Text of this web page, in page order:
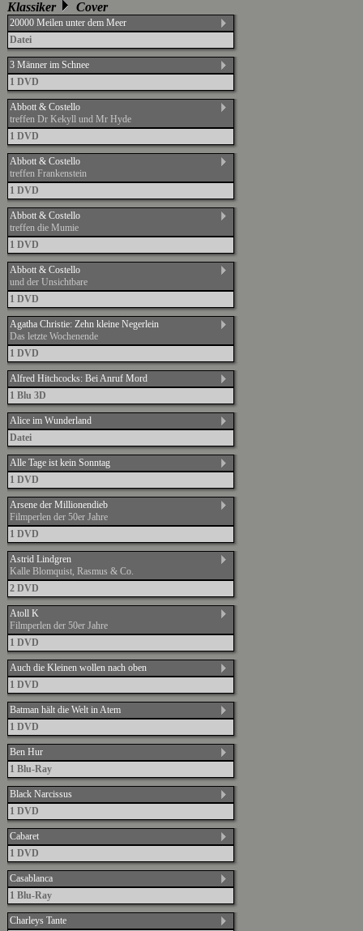
Klassiker Cover
20000 Meilen unter dem Meer
Datei
3 Männer im Schnee
1 DVD
Abbott & Costello
treffen Dr Kekyll und Mr Hyde
1 DVD
Abbott & Costello
treffen Frankenstein
1 DVD
Abbott & Costello
treffen die Mumie
1 DVD
Abbott & Costello
und der Unsichtbare
1 DVD
Agatha Christie: Zehn kleine Negerlein
Das letzte Wochenende
1 DVD
Alfred Hitchcocks: Bei Anruf Mord
1 Blu 3D
Alice im Wunderland
Datei
Alle Tage ist kein Sonntag
1 DVD
Arsene der Millionendieb
Filmperlen der 50er Jahre
1 DVD
Astrid Lindgren
Kalle Blomquist, Rasmus & Co.
2 DVD
Atoll K
Filmperlen der 50er Jahre
1 DVD
Auch die Kleinen wollen nach oben
1 DVD
Batman hält die Welt in Atem
1 DVD
Ben Hur
1 Blu-Ray
Black Narcissus
1 DVD
Cabaret
1 DVD
Casablanca
1 Blu-Ray
Charleys Tante